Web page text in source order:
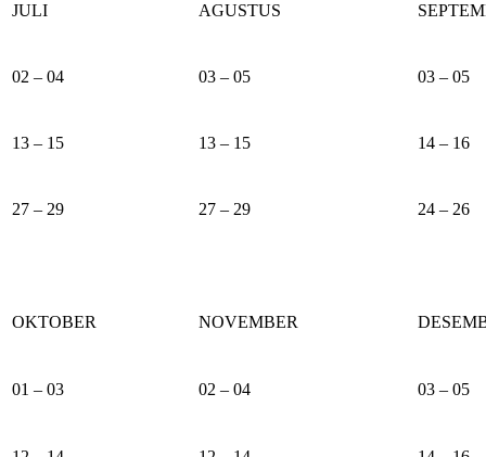
JULI AGUSTUS
02 – 04 03 – 05 03 – 05
13 – 15 13 – 15 14 – 16
27 – 29 27 – 29 24 – 26
OKTOBER NOVEMBER
01 – 03 02 – 04 03 – 05